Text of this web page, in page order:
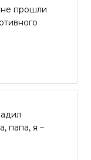
прошли
папа, я –